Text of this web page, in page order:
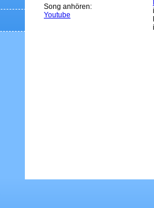
Song anhören:
Youtube